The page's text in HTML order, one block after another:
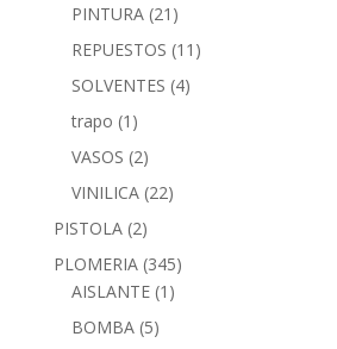
PINTURA (21)
REPUESTOS (11)
SOLVENTES (4)
trapo (1)
VASOS (2)
VINILICA (22)
PISTOLA (2)
PLOMERIA (345)
AISLANTE (1)
BOMBA (5)